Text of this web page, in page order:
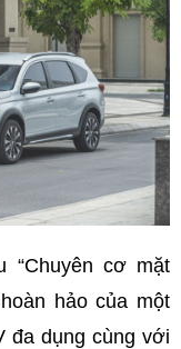
“Chuyên cơ mặt
hảo của một
đa dụng cùng với